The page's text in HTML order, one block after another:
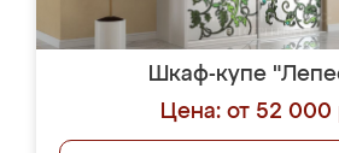
Шкаф-купе
Цена: от 52 000